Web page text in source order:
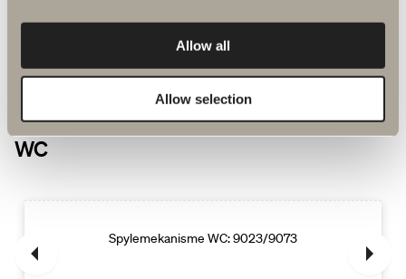
Allow all
Allow selection
Flere relaterte produkter Reservedeler
WC
Spylemekanisme WC: 9023/9073